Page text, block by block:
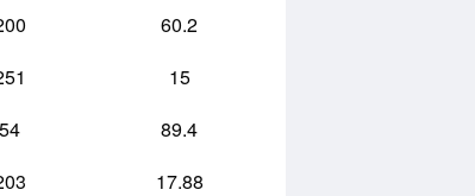
60.2
15
54 89.4
17.88